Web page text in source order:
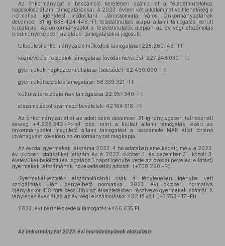
Az önkormányzat a beszámoló keretében számol el a feladatmutatóhoz
kapcsolódó állami támogatásokkal. A 2023. évben két alkalommal volt lehetőség a
normatíva igénylést módosítani. Jánossomorja Város Önkormányzatának
december 31-ig 638.424.448,-Ft feladatmutató alapú állami támogatás került
kiutalásra. Az önkormányzatot a feladatmutatók alapján az év végi elszámolás
eredményeképpen az alábbi támogatásokra jogosult:
települési önkormányzatok működési támogatása: 225.260.149.-Ft
köznevelési feladatok támogatása (óvodai nevelés): 227.243.030.- Ft
gyermekek napközbeni ellátása (bölcsőde): 62.460.090.-Ft
gyermekétkeztetés támogatása: 58.339.321.-Ft
kulturális feladatainak támogatása 22.957.340.-Ft
elszámolásból származó bevételek: 42.164.518.-Ft
Az önkormányzat által az adott célra december 31-ig ténylegesen felhasznált
összeg +4.928.342.-Ft-tal több, mint a kiutalt állami támogatás, ezért az
önkormányzatot megillető állami támogatást a beszámoló MÁK által történő
jóváhagyást követően az önkormányzat megkapja.
Az óvodai gyermekek létszáma 2023. 4 hó adatában emelkedett, mely a 2023.
év októberi statisztikai létszám és a 2023. október 1. és december 31. között 3.
életévüket betöltött (és legalább 1 napot igénybe vette az óvodai nevelési ellátást)
gyermekek létszámának növekedéséből adódott. (+708.290.-Ft)
Gyermekétkeztetés elszámolásánál csak a ténylegesen igénybe vett
szolgáltatás után igényelhető normatíva. 2023. évi októberi normatíva
igényléskor 418 főre becsültük az étkeztetésben résztvevő gyermekek számát. A
tényleges éves átlag az év végi elszámoláskor 482 fő volt. (+3.753.417.-Ft)
2023. évi bérintézkedési támogatás +466.635 Ft.
Az önkormányzat 2023. évi maradványának alakulása: